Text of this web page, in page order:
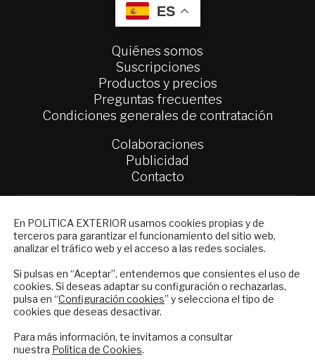
ES
Quiénes somos
Suscripciones
Productos y precios
Preguntas frecuentes
Condiciones generales de contratación
Colaboraciones
Publicidad
Contacto
Informe Semanal de Política Exterior
Afkar/Ideas
© 2026 - Fundación Análisis de Política
Exterior. Todos los derechos reservadosAviso
Legal|Política de Privacidad y de Cookies
En POLíTICA EXTERIOR usamos cookies propias y de
terceros para garantizar el funcionamiento del sitio web,
analizar el tráfico web y el acceso a las redes sociales.
Si pulsas en “Aceptar”, entendemos que consientes el uso de
cookies. Si deseas adaptar su configuración o rechazarlas,
pulsa en “Configuración cookies” y selecciona el tipo de
cookies que deseas desactivar.
Para más información, te invitamos a consultar
nuestra Política de Cookies.
NEWSLETTER
Suscríbase a nuestro boletín electrónico y
reciba en su correo el mejor análisis
internacional en español.